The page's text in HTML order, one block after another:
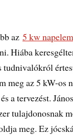
az5 kw
Hiába
tudnivalókról
meg az 5 kW-os
a tervezést.
tulajdonosnak
meg. Ez